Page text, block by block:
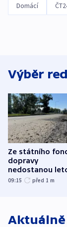
Domácí
Výběr
Ze státního
dopravy
nedostanou
kraje na silnice
09:15 před 1 m